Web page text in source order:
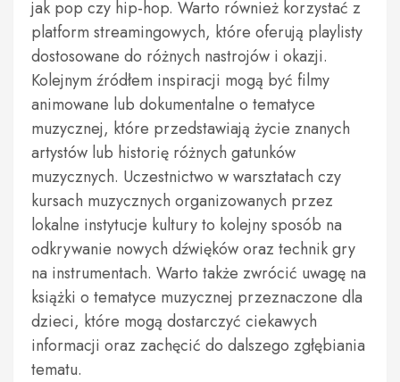
jak pop czy hip-hop. Warto również korzystać z
platform streamingowych, które oferują playlisty
dostosowane do różnych nastrojów i okazji.
Kolejnym źródłem inspiracji mogą być filmy
animowane lub dokumentalne o tematyce
muzycznej, które przedstawiają życie znanych
artystów lub historię różnych gatunków
muzycznych. Uczestnictwo w warsztatach czy
kursach muzycznych organizowanych przez
lokalne instytucje kultury to kolejny sposób na
odkrywanie nowych dźwięków oraz technik gry
na instrumentach. Warto także zwrócić uwagę na
książki o tematyce muzycznej przeznaczone dla
dzieci, które mogą dostarczyć ciekawych
informacji oraz zachęcić do dalszego zgłębiania
tematu.